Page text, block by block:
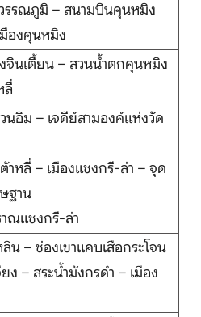
รรณภูมิ – สนามบินคุนหมิง
องคุนหมิง
จินเตี้ยน – สวนน้ำตกคุนหมิง
ลี่
นอิม – เจดีย์สามองค์แห่งวัด
ต้าหลี่ – เมืองแชงกรี-ล่า – จุด
ฐาน
าณแชงกรี-ล่า
น – ช่องเขาแคบเสือกระโจน
ง – สระน้ำมังกรดำ – เมือง